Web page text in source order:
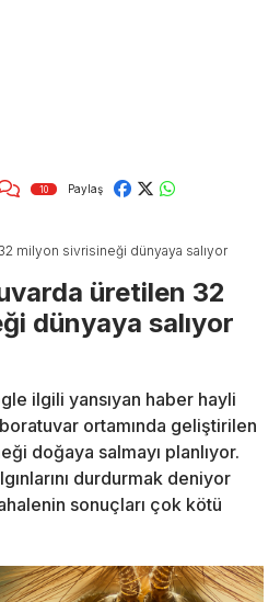
10 Paylaş
milyon sivrisineği dünyaya salıyor
üretilen 32
dünyaya salıyor
ilgili yansıyan haber hayli
ortamında geliştirilen
doğaya salmayı planlıyor.
durdurmak deniyor
sonuçları çok kötü